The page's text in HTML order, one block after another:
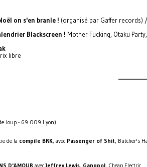
on s'en branle ! (organisé par Gaffer records)
Blackscreen ! Mother Fucking, Otaku
libre
loup - 69 009 Lyon)
de la compile BRK, avec Passenger of Shit, Butcher's
D'AMOUR avecJeffrey Lewis, Gangpol, Cheap Electric...